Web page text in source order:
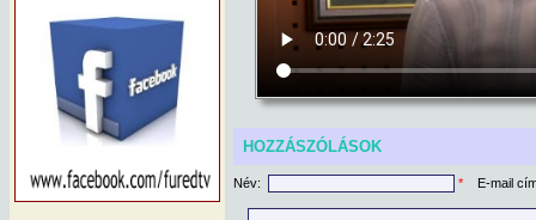
HOZZÁSZÓLÁSOK
Név: * E-mail